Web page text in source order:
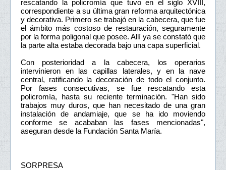
rescatando la policromía que tuvo en el siglo XVIII,
correspondiente a su última gran reforma arquitectónica
y decorativa. Primero se trabajó en la cabecera, que fue
el ámbito más costoso de restauración, seguramente
por la forma poligonal que posee. Allí ya se constató que
la parte alta estaba decorada bajo una capa superficial.
Con posterioridad a la cabecera, los operarios
intervinieron en las capillas laterales, y en la nave
central, ratificando la decoración de todo el conjunto.
Por fases consecutivas, se fue rescatando esta
policromía, hasta su reciente terminación. "Han sido
trabajos muy duros, que han necesitado de una gran
instalación de andamiaje, que se ha ido moviendo
conforme se acababan las fases mencionadas",
aseguran desde la Fundación Santa María.
SORPRESA